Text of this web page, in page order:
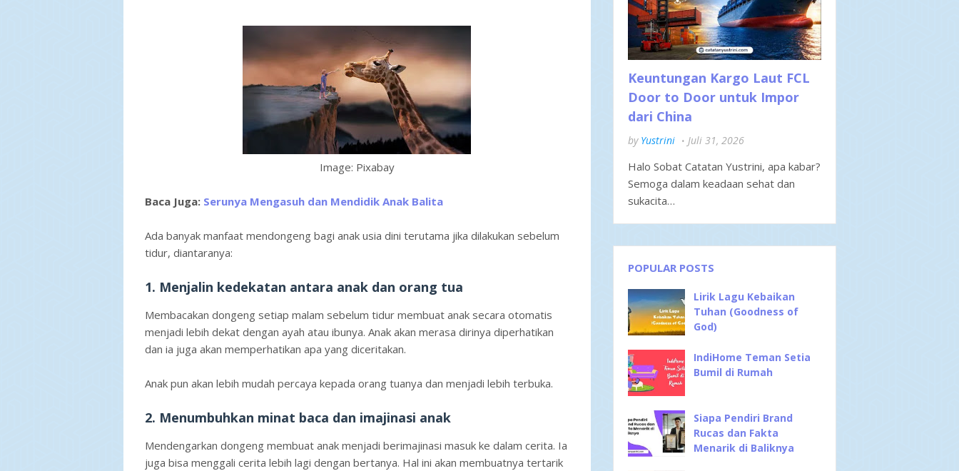
Image: Pixabay
Baca Juga: Serunya Mengasuh dan Mendidik Anak Balita
Ada banyak manfaat mendongeng bagi anak usia dini terutama jika dilakukan sebelum
tidur, diantaranya:
1. Menjalin kedekatan antara anak dan orang tua
Membacakan dongeng setiap malam sebelum tidur membuat anak secara otomatis
menjadi lebih dekat dengan ayah atau ibunya. Anak akan merasa dirinya diperhatikan
dan ia juga akan memperhatikan apa yang diceritakan.
Anak pun akan lebih mudah percaya kepada orang tuanya dan menjadi lebih terbuka.
2. Menumbuhkan minat baca dan imajinasi anak
Mendengarkan dongeng membuat anak menjadi berimajinasi masuk ke dalam cerita. Ia
juga bisa menggali cerita lebih lagi dengan bertanya. Hal ini akan membuatnya tertarik
Keuntungan Kargo Laut FCL
Door to Door untuk Impor
dari China
by Yustrini Juli 31, 2026
Halo Sobat Catatan Yustrini, apa kabar?
Semoga dalam keadaan sehat dan
sukacita…
POPULAR POSTS
Lirik Lagu Kebaikan
Tuhan (Goodness of
God)
IndiHome Teman Setia
Bumil di Rumah
Siapa Pendiri Brand
Rucas dan Fakta
Menarik di Baliknya